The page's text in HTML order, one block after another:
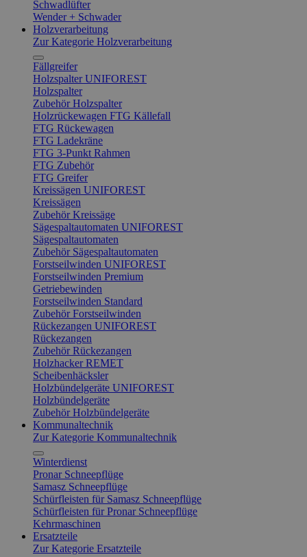
Schwadlüfter
Wender + Schwader
Holzverarbeitung
Zur Kategorie Holzverarbeitung
Fällgreifer
Holzspalter UNIFOREST
Holzspalter
Zubehör Holzspalter
Holzrückewagen FTG Källefall
FTG Rückewagen
FTG Ladekräne
FTG 3-Punkt Rahmen
FTG Zubehör
FTG Greifer
Kreissägen UNIFOREST
Kreissägen
Zubehör Kreissäge
Sägespaltautomaten UNIFOREST
Sägespaltautomaten
Zubehör Sägespaltautomaten
Forstseilwinden UNIFOREST
Forstseilwinden Premium
Getriebewinden
Forstseilwinden Standard
Zubehör Forstseilwinden
Rückezangen UNIFOREST
Rückezangen
Zubehör Rückezangen
Holzhacker REMET
Scheibenhäcksler
Holzbündelgeräte UNIFOREST
Holzbündelgeräte
Zubehör Holzbündelgeräte
Kommunaltechnik
Zur Kategorie Kommunaltechnik
Winterdienst
Pronar Schneepflüge
Samasz Schneepflüge
Schürfleisten für Samasz Schneepflüge
Schürfleisten für Pronar Schneepflüge
Kehrmaschinen
Ersatzteile
Zur Kategorie Ersatzteile